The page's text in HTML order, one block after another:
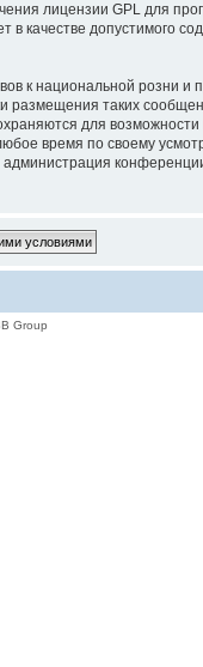
лицензии GPL для
качестве допустимого
к национальной розни
таких
для
время по своему
Group